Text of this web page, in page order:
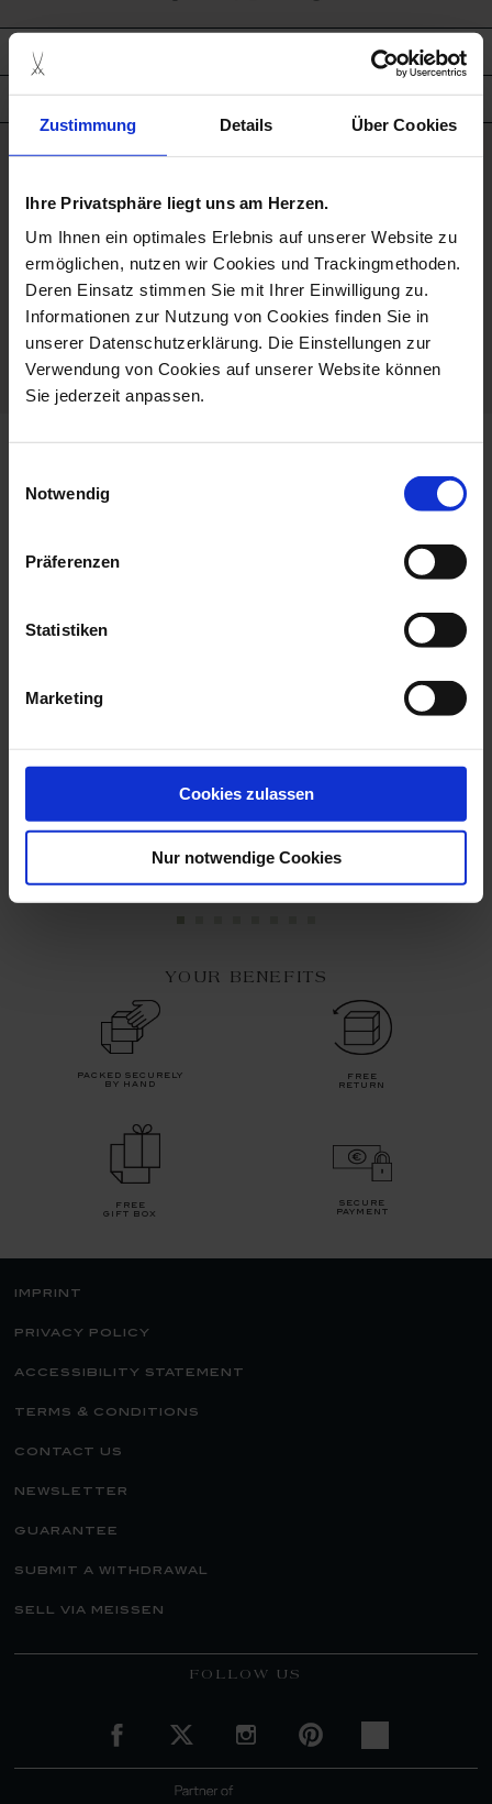
Zustimmung Details Über Cookies
Ihre Privatsphäre liegt uns am Herzen.
Um Ihnen ein optimales Erlebnis auf unserer Website zu
ermöglichen, nutzen wir Cookies und Trackingmethoden.
Deren Einsatz stimmen Sie mit Ihrer Einwilligung zu.
Informationen zur Nutzung von Cookies finden Sie in
unserer Datenschutzerklärung. Die Einstellungen zur
Verwendung von Cookies auf unserer Website können
Sie jederzeit anpassen.
Notwendig
Präferenzen
Statistiken
Marketing
Cookies zulassen
Nur notwendige Cookies
description
product details
Dishwaher Safe
Vase, Small, Shape Nova,
Coffee To Go Mug With
YOUR BENEFITS
packed securely
by hand
free
return
free
gift box
secure
payment
imprint
privacy policy
accessibility statement
terms & conditions
contact us
newsletter
guarantee
submit a withdrawal
sell via meissen
FOLLOW US